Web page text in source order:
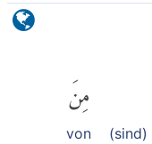
(sind)
مِنَ
von